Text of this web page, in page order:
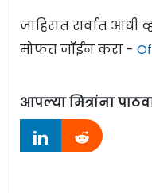
जाहिरात सर्वात आधी
मोफत जॉईन करा -
आपल्या मित्रांना